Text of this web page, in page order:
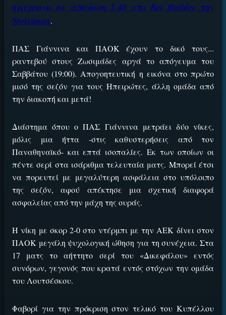
ημίχρονο σε απόδοση 5.40 στο Bet Builder της
Stoiximan.
ΠΑΣ Γιάννινα και ΠΑΟΚ έχουν το δικό τους...
ραντεβού στους Ζωσιμάδες αργά το απόγευμα του
Σαββάτου (19:00). Απογοητευτική η εικόνα στο πρώτο
μισό της σεζόν για τους Ηπειρώτες, άλλη ομάδα από
την διακοπή και μετά!
Διάστημα όπου ο ΠΑΣ Γιάννινα μετράει δύο νίκες,
μόλις μια ήττα -στις καθυστερήσεις από τον
Παναθηναϊκό- και επτά ισοπαλίες. Εκ των οποίων οι
πέντε σερί στα ισάριθμα τελευταία ματς. Μπορεί έτσι
να πορευτεί με μεγαλύτερη ασφάλεια στο υπόλοιπο
της σεζόν, αφού απέκτησε μια σχετική διαφορά
ασφαλείας από την μάχη της ουράς.
Η νίκη με σκορ 2-0 στο ντέρμπι με την ΑΕΚ δίνει στον
ΠΑΟΚ μεγάλη ψυχολογική ώθηση για τη συνέχεια. Στα
17 ματς το αήττητο σερί του «Δικεφάλου» εντός
συνόρων, γεγονός που κρατά εντός στόχων την ομάδα
του Λουτσέσκου.
Φαβορί για την πρόκριση στον τελικό του Κυπέλλου